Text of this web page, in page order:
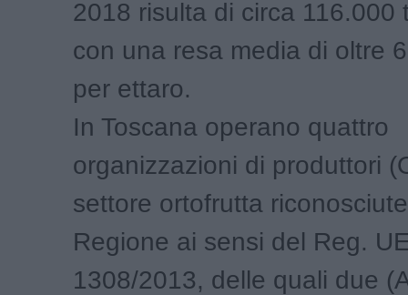
2018 risulta di circa 116.000
con una resa media di oltre
per ettaro.
In Toscana operano quattro
organizzazioni di produttori
settore ortofrutta
Regione ai sensi del Reg.
1308/2013, delle quali due